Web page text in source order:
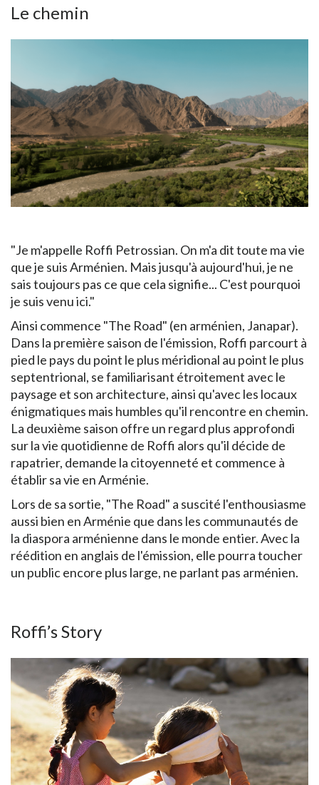
Le chemin
"Je m'appelle Roffi Petrossian. On m'a dit toute ma vie
que je suis Arménien. Mais jusqu'à aujourd'hui, je ne
sais toujours pas ce que cela signifie... C'est pourquoi
je suis venu ici."
Ainsi commence "The Road" (en arménien, Janapar).
Dans la première saison de l'émission, Roffi parcourt à
pied le pays du point le plus méridional au point le plus
septentrional, se familiarisant étroitement avec le
paysage et son architecture, ainsi qu'avec les locaux
énigmatiques mais humbles qu'il rencontre en chemin.
La deuxième saison offre un regard plus approfondi
sur la vie quotidienne de Roffi alors qu'il décide de
rapatrier, demande la citoyenneté et commence à
établir sa vie en Arménie.
Lors de sa sortie, "The Road" a suscité l'enthousiasme
aussi bien en Arménie que dans les communautés de
la diaspora arménienne dans le monde entier. Avec la
réédition en anglais de l'émission, elle pourra toucher
un public encore plus large, ne parlant pas arménien.
Roffi’s Story